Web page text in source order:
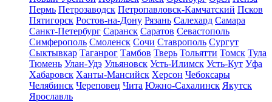
Пермь Петрозаводск Петропавловск-Камчатский Псков
Пятигорск Ростов-на-Дону Рязань Салехард Самара
Санкт-Петербург Саранск Саратов Севастополь
Симферополь Смоленск Сочи Ставрополь Сургут
Сыктывкар Таганрог Тамбов Тверь Тольятти Томск Тула
Тюмень Улан-Удэ Ульяновск Усть-Илимск Усть-Кут Уфа
Хабаровск Ханты-Мансийск Херсон Чебоксары
Челябинск Череповец Чита Южно-Сахалинск Якутск
Ярославль